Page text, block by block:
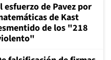
esfuerzo de Pavez por
de Kast
de los "218